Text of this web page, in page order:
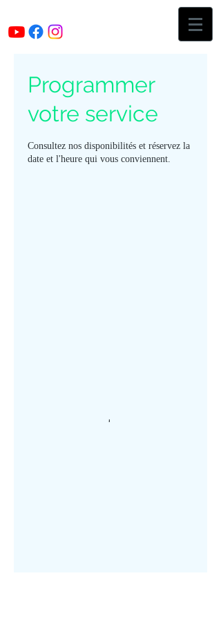
Programmer
votre service
Consultez nos disponibilités et réservez la
date et l'heure qui vous conviennent.